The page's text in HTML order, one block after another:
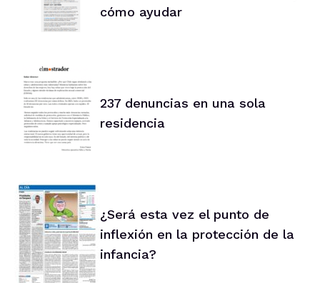
cómo ayudar
237 denuncias en una sola
residencia
¿Será esta vez el punto de
inflexión en la protección de la
infancia?